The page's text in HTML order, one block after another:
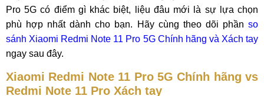
Pro 5G có điểm gì khác biệt, liệu đâu mới là sự lựa chọn
phù hợp nhất dành cho bạn. Hãy cùng theo dõi phần so
sánh Xiaomi Redmi Note 11 Pro 5G Chính hãng và Xách tay
ngay sau đây.
Xiaomi Redmi Note 11 Pro 5G Chính hãng vs
Redmi Note 11 Pro Xách tay